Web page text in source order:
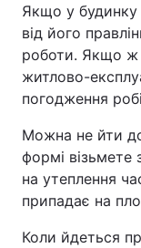
Якщо у будинку
від його
роботи. Якщо ж
житлово-
погодження
Можна не йти
формі візьмете
на утеплення
припадає на
Коли йдеться